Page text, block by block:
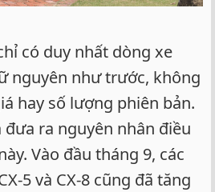
có duy nhất dòng xe
nguyên như trước, không
hay số lượng phiên bản.
đưa ra nguyên nhân điều
Vào đầu tháng 9, các
5 và CX-8 cũng đã tăng